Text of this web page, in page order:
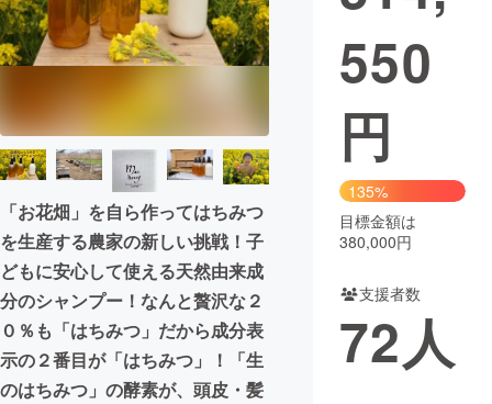
ビジネス・起業 チャレンジ
まちづくり・地域活性化
CAMPFIRE for Social Good CAMPFIRE Creation
CAMPFIREふるさと納税machi-ya コミュニティ
「お花畑」を自ら作ってはちみつ
を生産する農家の新しい挑戦！子
どもに安心して使える天然由来成
分のシャンプー！なんと贅沢な２
０％も「はちみつ」だから成分表
示の２番目が「はちみつ」！「生
のはちみつ」の酵素が、頭皮・髪
550
円
135%
目標金額は
380,000円
支援者数
72人